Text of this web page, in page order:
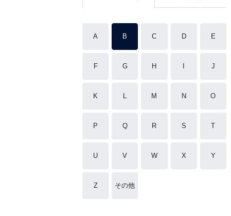
A B C D E
F G H J
K L M N O
P Q R S T
U V W X Y
Z その他